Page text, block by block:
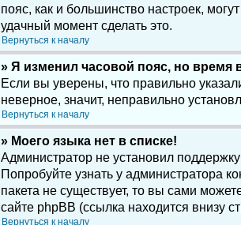
пояс, как и большинство настроек,
удачный момент сделать это.
Вернуться к началу
» Я изменил часовой пояс, но время
Если вы уверены, что правильно
неверное, значит, неправильно
Вернуться к началу
» Моего языка нет в списке!
Администратор не установил
Попробуйте узнать у администратора
пакета не существует, то вы сами
сайте phpBB (ссылка находится внизу
Вернуться к началу